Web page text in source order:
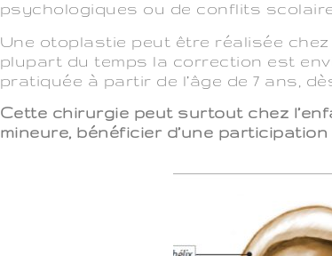
psychologiques ou de conflits
Une otoplastie peut être réalisée chez
plupart du temps la correction est
pratiquée à partir de l’âge de 7 ans,
Cette chirurgie peut surtout chez
mineure, bénéficier d’une